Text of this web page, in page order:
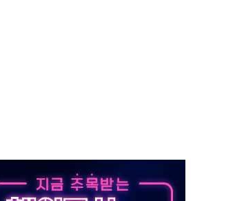
정청래 39.89% 송영길 7.47%
치여 사망
져
페널티' 22개 과제 손본다